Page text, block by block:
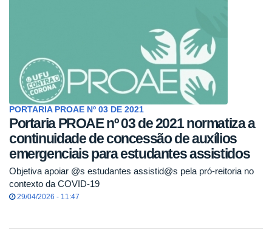
PORTARIA PROAE Nº 03 DE 2021
Portaria PROAE nº 03 de 2021 normatiza a
continuidade de concessão de auxílios
emergenciais para estudantes assistidos
Objetiva apoiar @s estudantes assistid@s pela pró-reitoria no
contexto da COVID-19
29/04/2026 - 11:47